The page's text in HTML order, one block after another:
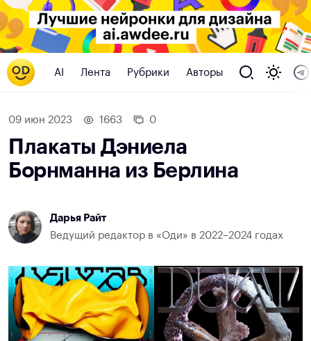
AI Лента Рубрики Авторы
09 июн 2023 1663 0
Плакаты Дэниела
Борнманна из Берлина
Дарья Райт
Ведущий редактор в «Оди» в 2022–2024 годах